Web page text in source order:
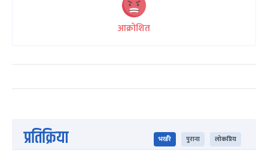
आक्रोशित
प्रतिक्रिया भर्खरै पुराना लोकप्रिय